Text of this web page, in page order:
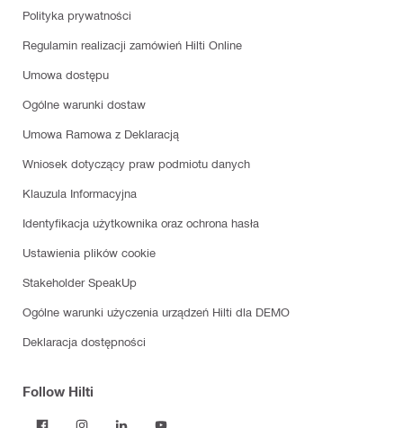
Polityka prywatności
Regulamin realizacji zamówień Hilti Online
Umowa dostępu
Ogólne warunki dostaw
Umowa Ramowa z Deklaracją
Wniosek dotyczący praw podmiotu danych
Klauzula Informacyjna
Identyfikacja użytkownika oraz ochrona hasła
Ustawienia plików cookie
Stakeholder SpeakUp
Ogólne warunki użyczenia urządzeń Hilti dla DEMO
Deklaracja dostępności
Follow Hilti